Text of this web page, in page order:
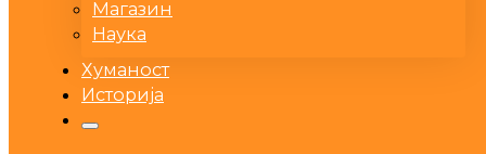
Магазин
Наука
Хуманост
Историја